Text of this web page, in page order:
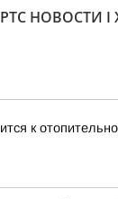
НОВОСТИ
к